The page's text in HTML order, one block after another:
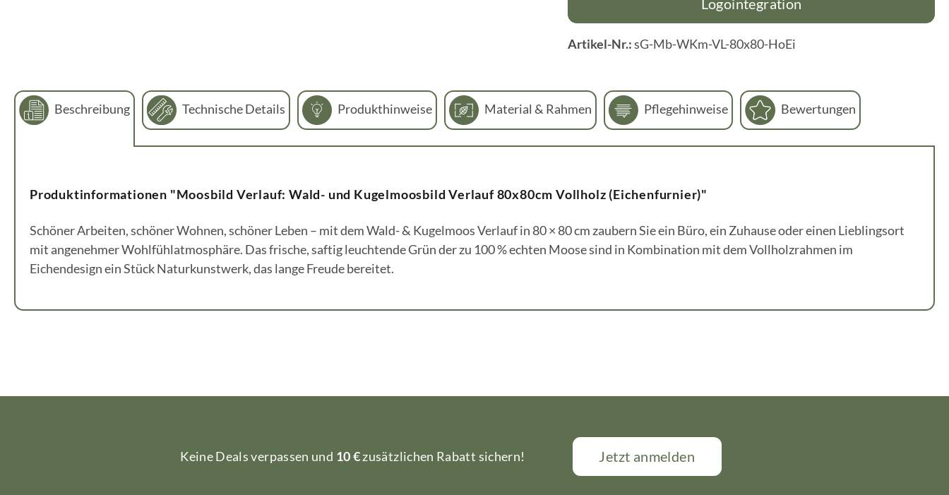
Logointegration
Artikel-Nr.:sG-Mb-WKm-VL-80x80-HoEi
Beschreibung Technische Details Produkthinweise Material & Rahmen Pflegehinweise Bewertungen
Produktinformationen "Moosbild Verlauf: Wald- und Kugelmoosbild Verlauf 80x80cm Vollholz (Eichenfurnier)"
Schöner Arbeiten, schöner Wohnen, schöner Leben – mit dem Wald- & Kugelmoos Verlauf in 80 × 80 cm zaubern Sie ein Büro, ein Zuhause oder einen Lieblingsort
mit angenehmer Wohlfühlatmosphäre. Das frische, saftig leuchtende Grün der zu 100 % echten Moose sind in Kombination mit dem Vollholzrahmen im
Eichendesign ein Stück Naturkunstwerk, das lange Freude bereitet.
Keine Deals verpassen und 10 €zusätzlichen Rabatt sichern! Jetzt anmelden